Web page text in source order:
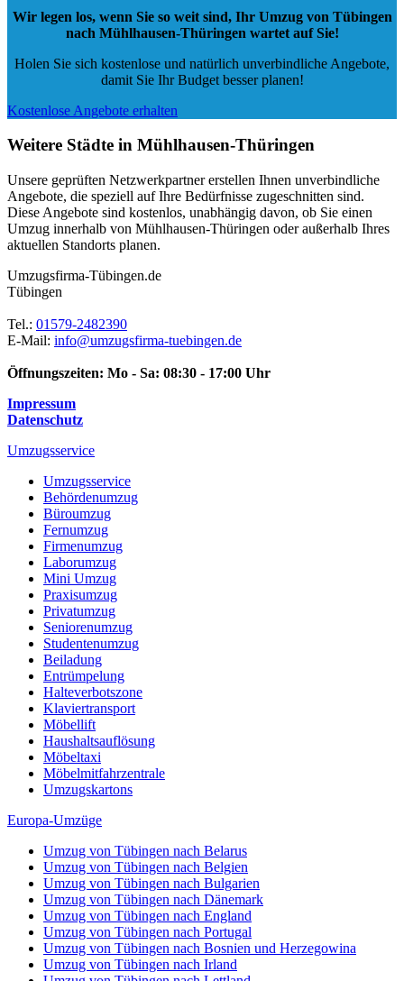
Wir legen los, wenn Sie so weit sind, Ihr Umzug von Tübingen
nach Mühlhausen-Thüringen wartet auf Sie!
Holen Sie sich kostenlose und natürlich unverbindliche Angebote,
damit Sie Ihr Budget besser planen!
Kostenlose Angebote erhalten
Weitere Städte in Mühlhausen-Thüringen
Unsere geprüften Netzwerkpartner erstellen Ihnen unverbindliche
Angebote, die speziell auf Ihre Bedürfnisse zugeschnitten sind.
Diese Angebote sind kostenlos, unabhängig davon, ob Sie einen
Umzug innerhalb von Mühlhausen-Thüringen oder außerhalb Ihres
aktuellen Standorts planen.
Umzugsfirma-Tübingen.de
Tübingen
Tel.: 01579-2482390
E-Mail: info@umzugsfirma-tuebingen.de
Öffnungszeiten: Mo - Sa: 08:30 - 17:00 Uhr
Impressum
Datenschutz
Umzugsservice
Umzugsservice
Behördenumzug
Büroumzug
Fernumzug
Firmenumzug
Laborumzug
Mini Umzug
Praxisumzug
Privatumzug
Seniorenumzug
Studentenumzug
Beiladung
Entrümpelung
Halteverbotszone
Klaviertransport
Möbellift
Haushaltsauflösung
Möbeltaxi
Möbelmitfahrzentrale
Umzugskartons
Europa-Umzüge
Umzug von Tübingen nach Belarus
Umzug von Tübingen nach Belgien
Umzug von Tübingen nach Bulgarien
Umzug von Tübingen nach Dänemark
Umzug von Tübingen nach England
Umzug von Tübingen nach Portugal
Umzug von Tübingen nach Bosnien und Herzegowina
Umzug von Tübingen nach Irland